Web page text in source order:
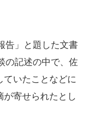
告」と題した文書
の記述の中で、佐
いたことなどに
寄せられたとし